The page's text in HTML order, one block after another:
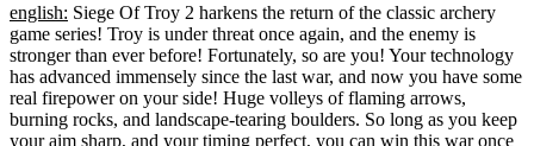
english: Siege Of Troy 2 harkens the return of the classic archery
game series! Troy is under threat once again, and the enemy is
stronger than ever before! Fortunately, so are you! Your technology
has advanced immensely since the last war, and now you have some
real firepower on your side! Huge volleys of flaming arrows,
burning rocks, and landscape-tearing boulders. So long as you keep
your aim sharp, and your timing perfect, you can win this war once